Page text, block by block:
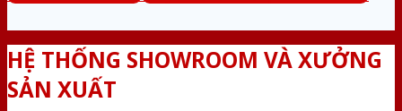
HỆ THỐNG SHOWROOM VÀ XƯỞNG
SẢN XUẤT